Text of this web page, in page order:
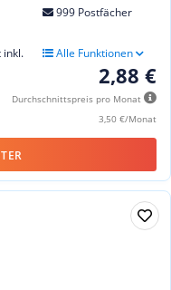
999 Postfächer
inkl. Alle Funktionen
2,88 €
Durchschnittspreis pro Monat
3,50 €/Monat